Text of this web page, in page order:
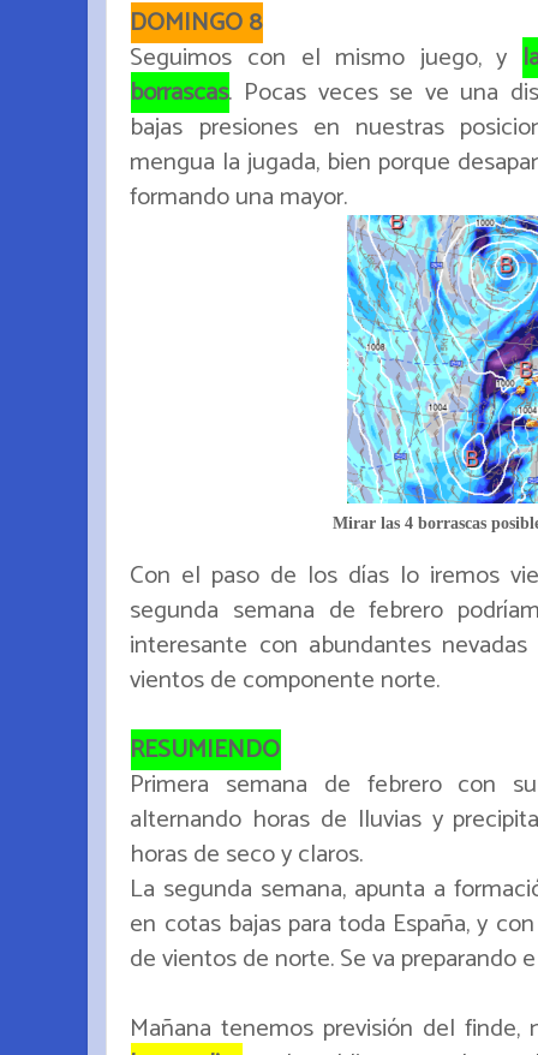
DOMINGO 8
Seguimos con el mismo juego, y
borrascas. Pocas veces se ve una
bajas presiones en nuestras
mengua la jugada, bien porque
formando una mayor.
Mirar las 4 borrascas
Con el paso de los días lo iremos
segunda semana de febrero
interesante con abundantes
vientos de componente norte.
RESUMIENDO
Primera semana de febrero con
alternando horas de lluvias y
horas de seco y claros.
La segunda semana, apunta a
en cotas bajas para toda España, y
de vientos de norte. Se va preparando
Mañana tenemos previsión del